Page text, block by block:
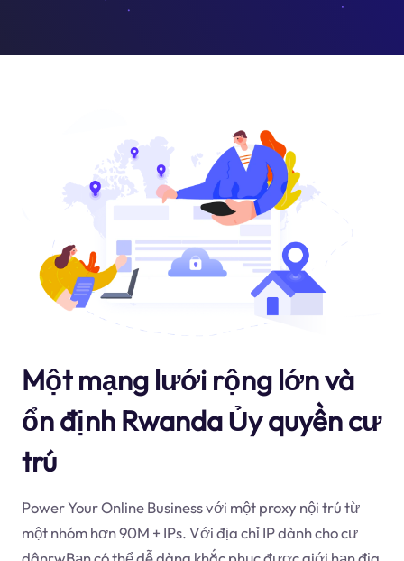
Một mạng lưới rộng lớn và
ổn định Rwanda Ủy quyền cư
trú
Power Your Online Business với một proxy nội trú từ
một nhóm hơn 90M + IPs. Với địa chỉ IP dành cho cư